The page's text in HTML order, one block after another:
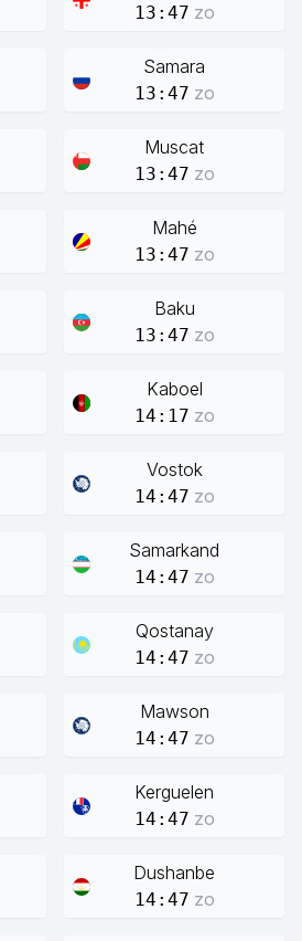
13:47 zo
Samara
13:47 zo
Muscat
13:47 zo
Mahé
13:47 zo
Baku
13:47 zo
Kaboel
14:17 zo
Vostok
14:47 zo
Samarkand
14:47 zo
Qostanay
14:47 zo
Mawson
14:47 zo
Kerguelen
14:47 zo
Dushanbe
14:47 zo